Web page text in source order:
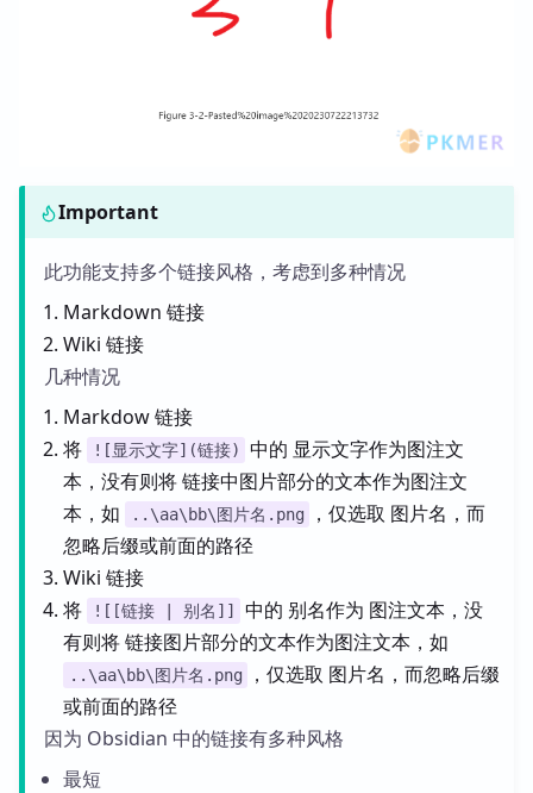
Important
此功能支持多个链接风格，考虑到多种情况
Markdown 链接
Wiki 链接
几种情况
Markdow 链接
将
![显示文字](链接)
中的 显示文字作为图注文
本，没有则将 链接中图片部分的文本作为图注文
本，如
..\aa\bb\图片名.png
，仅选取 图片名，而
忽略后缀或前面的路径
Wiki 链接
将
![[链接 | 别名]]
中的 别名作为 图注文本，没
有则将 链接图片部分的文本作为图注文本，如
..\aa\bb\图片名.png
，仅选取 图片名，而忽略后缀
或前面的路径
因为 Obsidian 中的链接有多种风格
最短